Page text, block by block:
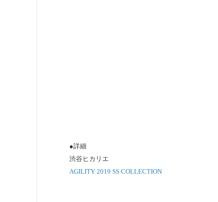
●詳細
渋谷ヒカリエ
AGILITY 2019 SS COLLECTION